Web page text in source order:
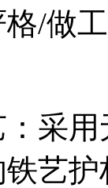
/做
：采
艺